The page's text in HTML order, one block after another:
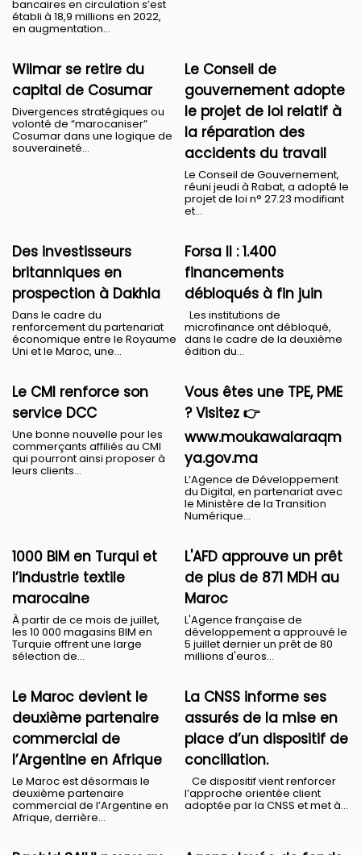
bancaires en circulation s’est
établi à 18,9 millions en 2022,
en augmentation...
Wilmar se retire du
capital de Cosumar
Divergences stratégiques ou
volonté de “marocaniser”
Cosumar dans une logique de
souveraineté...
Le Conseil de
gouvernement adopte
le projet de loi relatif à
la réparation des
accidents du travail
Le Conseil de Gouvernement,
réuni jeudi à Rabat, a adopté le
projet de loi n° 27.23 modifiant
et...
Des investisseurs
britanniques en
prospection à Dakhla
Dans le cadre du
renforcement du partenariat
économique entre le Royaume
Uni et le Maroc, une...
Forsa II : 1.400
financements
débloqués à fin juin
Les institutions de
microfinance ont débloqué,
dans le cadre de la deuxième
édition du...
Le CMI renforce son
service DCC
Une bonne nouvelle pour les
commerçants affiliés au CMI
qui pourront ainsi proposer à
leurs clients...
Vous êtes une TPE, PME
? Visitez 👉
www.moukawalaraqm
ya.gov.ma
L’Agence de Développement
du Digital, en partenariat avec
le Ministère de la Transition
Numérique...
1000 BIM en Turqui et
l’industrie textile
marocaine
À partir de ce mois de juillet,
les 10 000 magasins BIM en
Turquie offrent une large
sélection de...
L'AFD approuve un prêt
de plus de 871 MDH au
Maroc
L'Agence française de
développement a approuvé le
5 juillet dernier un prêt de 80
millions d'euros...
Le Maroc devient le
deuxième partenaire
commercial de
l’Argentine en Afrique
Le Maroc est désormais le
deuxième partenaire
commercial de l’Argentine en
Afrique, derrière...
La CNSS informe ses
assurés de la mise en
place d’un dispositif de
conciliation.
Ce dispositif vient renforcer
l’approche orientée client
adoptée par la CNSS et met à...